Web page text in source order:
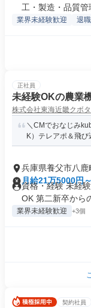
工・製造・品質管
業界未経験歓迎 退
正社員
未経験OKの農業
株式会社東海近畿クボタ
＼CMでおなじみ
K）テレアポ＆飛び
兵庫県養父市八鹿
月給21万5000円
資格・経験 未経
OK 第二新卒から
業界未経験歓迎 +3個
契約社員